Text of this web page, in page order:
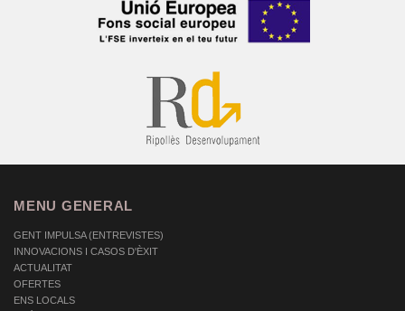
MENU GENERAL
GENT IMPULSA (ENTREVISTES)
INNOVACIONS I CASOS D'ÈXIT
ACTUALITAT
OFERTES
ENS LOCALS